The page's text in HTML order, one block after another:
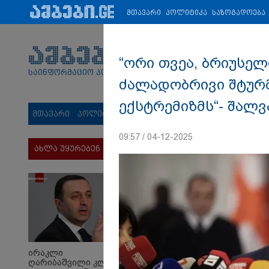
პარტნიორები: ახალი ამბები ეკონომიკა ვიდეო
საინფორმაციო პორტალი
მთავარი პოლიტიკა საზოგადოება სამართალი
ახლა უყურებენ
ირაკლი
ღარიბაშვილი კლინიკაში
მთავარი პოლიტიკა საზოგადოება
“ორი თვეა,
ძალადობრივი
ექსტრემიზმს“-
09:57 / 04-12-2025